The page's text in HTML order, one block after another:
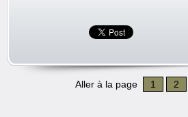
Aller à la page 1 2